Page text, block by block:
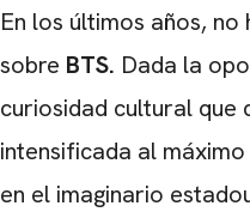
En los últimos años,
sobre BTS. Dada la
curiosidad cultural
intensificada al
en el imaginario